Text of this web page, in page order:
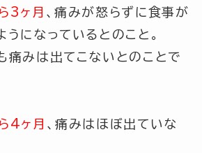
3ヶ月 、痛みが怒らずに食事が
うになっているとのこと。
痛みは出てこないとのことで
4ヶ月 、痛みはほぼ出ていな